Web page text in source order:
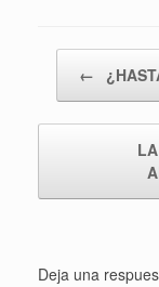
←
Deja una